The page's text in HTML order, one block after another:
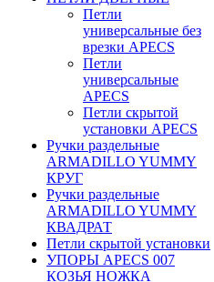
Петли
универсальные без
врезки APECS
Петли
универсальные
APECS
Петли скрытой
установки APECS
Ручки раздельные
ARMADILLO YUMMY
КРУГ
Ручки раздельные
ARMADILLO YUMMY
КВАДРАТ
Петли скрытой установки
УПОРЫ APECS 007
КОЗЬЯ НОЖКА